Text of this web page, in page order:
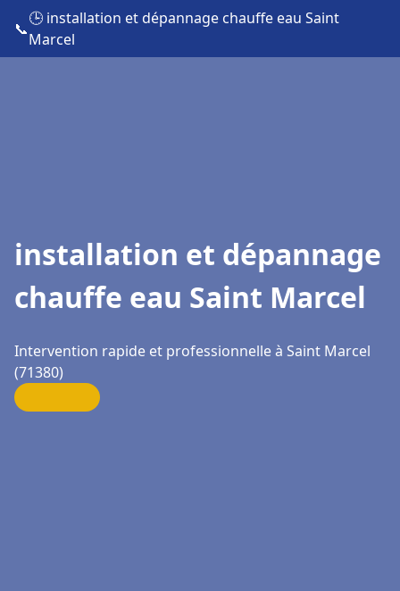
📞
🕒 installation et dépannage chauffe eau Saint
Marcel
installation et dépannage
chauffe eau Saint Marcel
Intervention rapide et professionnelle à Saint Marcel
(71380)